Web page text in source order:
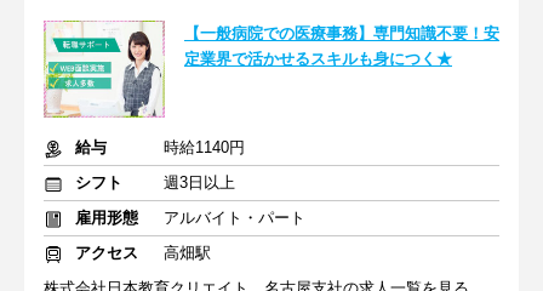
【一般病院での医療事務】専門知識不要！安
定業界で活かせるスキルも身につく★
給与
時給1140円
シフト
週3日以上
雇用形態
アルバイト・パート
アクセス
高畑駅